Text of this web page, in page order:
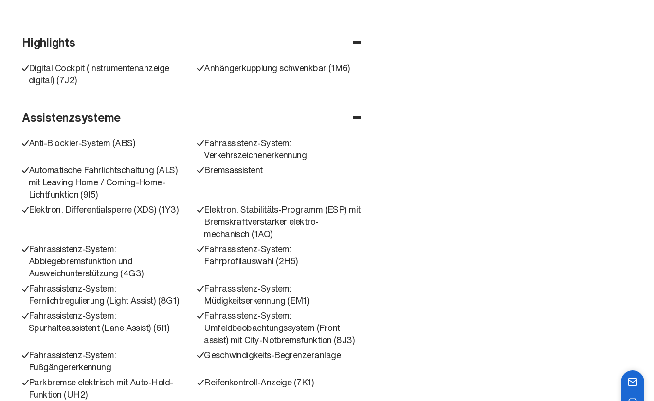
Highlights
Digital Cockpit (Instrumentenanzeige
digital) (7J2)
Anhängerkupplung schwenkbar (1M6)
Assistenzsysteme
Anti-Blockier-System (ABS)
Fahrassistenz-System:
Verkehrszeichenerkennung
Automatische Fahrlichtschaltung (ALS)
mit Leaving Home / Coming-Home-
Lichtfunktion (9I5)
Bremsassistent
Elektron. Differentialsperre (XDS) (1Y3)
Elektron. Stabilitäts-Programm (ESP) mit
Bremskraftverstärker elektro-
mechanisch (1AQ)
Fahrassistenz-System:
Abbiegebremsfunktion und
Ausweichunterstützung (4G3)
Fahrassistenz-System:
Fahrprofilauswahl (2H5)
Fahrassistenz-System:
Fernlichtregulierung (Light Assist) (8G1)
Fahrassistenz-System:
Müdigkeitserkennung (EM1)
Fahrassistenz-System:
Spurhalteassistent (Lane Assist) (6I1)
Fahrassistenz-System:
Umfeldbeobachtungssystem (Front
assist) mit City-Notbremsfunktion (8J3)
Fahrassistenz-System:
Fußgängererkennung
Geschwindigkeits-Begrenzeranlage
Parkbremse elektrisch mit Auto-Hold-
Funktion (UH2)
Reifenkontroll-Anzeige (7K1)